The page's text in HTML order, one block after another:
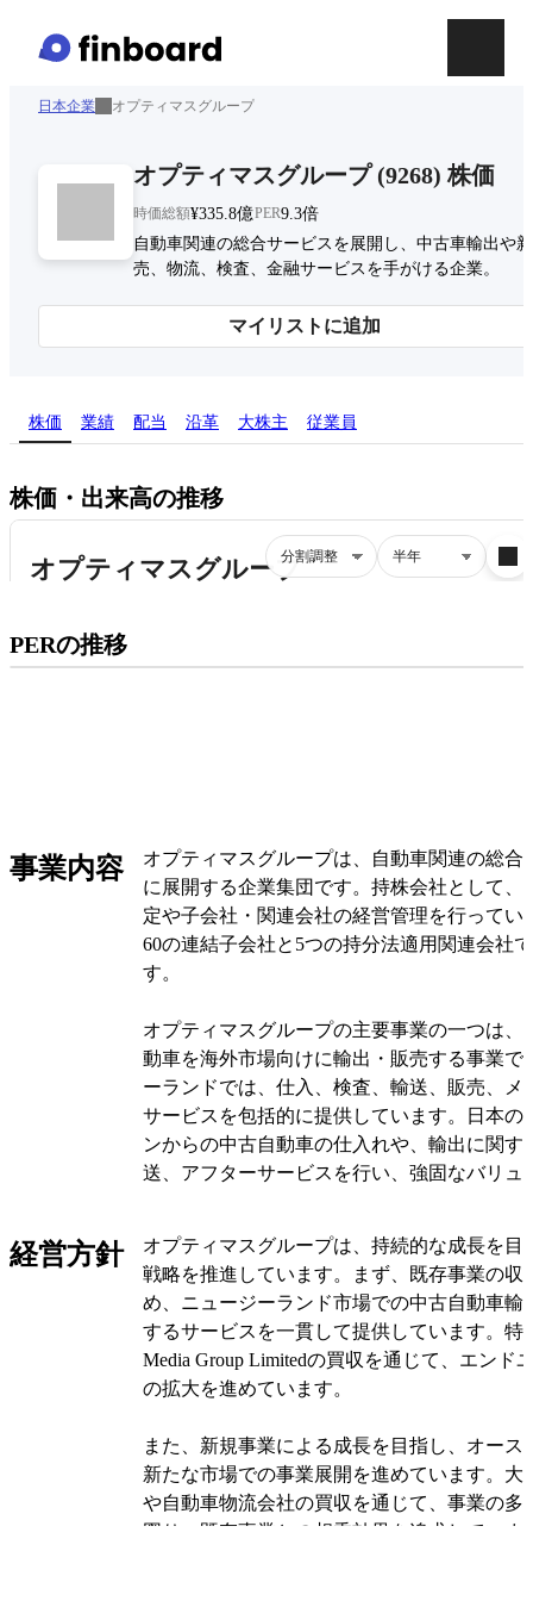
日本企業 オプティマスグループ
オプティマスグループ(9268) 株価
時価総額¥335.8億PER9.3倍
自動車関連の総合サービスを展開し、中古車輸出や
売、物流、検査、金融サービスを手がける企業。
マイリストに追加
株価 業績 配当 沿革 大株主 従業員
株価・出来高の推移
PERの推移プレミアム会員にご登録いただくと、
PERの推移にアクセスできます。
事業内容
オプティマスグループは、自動車関連の総合
に展開する企業集団です。持株会社として、
定や子会社・関連会社の経営管理を行ってい
60の連結子会社と5つの持分法適用関連会社
す。
オプティマスグループの主要事業の一つは、
動車を海外市場向けに輸出・販売する事業で
ーランドでは、仕入、検査、輸送、販売、メ
サービスを包括的に提供しています。日本の
ンからの中古自動車の仕入れや、輸出に関す
送、アフターサービスを行い、強固なバリュ
また、オプティマスグループはオーストラリ
中心に新しいバリューチェーンを構築中です
する大手自動車ディーラーグループと大手自
を連結子会社化し、事業基盤を強化していま
オーストラリア市場でのプレゼンスを高めて
ます。輸出入事業では、ニュージーランドを
古自動車の仕入れと販売を行っています。物
からの中古自動車輸出に係る海上輸送とオー
経営方針
オプティマスグループは、持続的な成長を目
戦略を推進しています。まず、既存事業の収
め、ニュージーランド市場での中古自動車輸
するサービスを一貫して提供しています。特
Media Group Limitedの買収を通じて、エンド
の拡大を進めています。
また、新規事業による成長を目指し、オース
新たな市場での事業展開を進めています。大
や自動車物流会社の買収を通じて、事業の多
図り、既存事業との相乗効果を追求していま